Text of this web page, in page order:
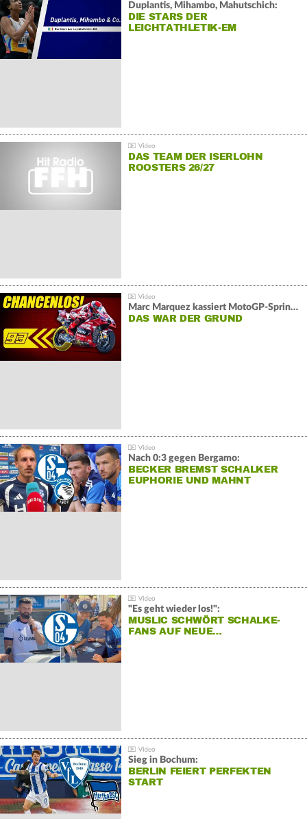
Duplantis, Mihambo, Mahutschich:
DIE STARS DER
LEICHTATHLETIK-EM
DAS TEAM DER ISERLOHN
ROOSTERS 26/27
Marc Marquez kassiert MotoGP-Sprint-Schlappe:
DAS WAR DER GRUND
Nach 0:3 gegen Bergamo:
BECKER BREMST SCHALKER
EUPHORIE UND MAHNT
"Es geht wieder los!":
MUSLIC SCHWÖRT SCHALKE-
FANS AUF NEUE…
Sieg in Bochum:
BERLIN FEIERT PERFEKTEN
START